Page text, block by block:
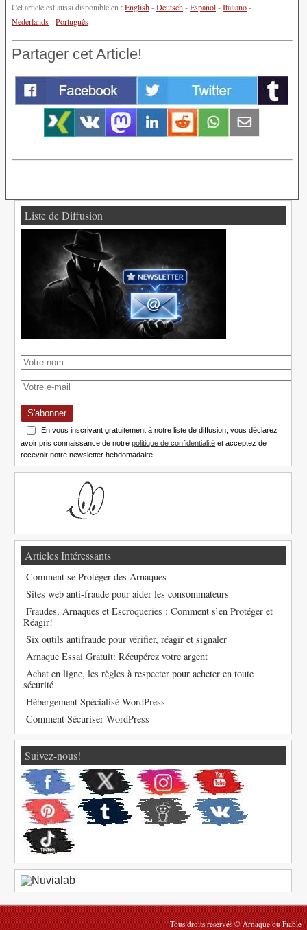
Cet article est aussi disponible en :English-Deutsch-Español-Italiano-
Nederlands-Português
Partager cet Article!
Liste de Diffusion
S'abonner
En vous inscrivant gratuitement à notre liste de diffusion, vous déclarez
avoir pris connaissance de notrepolitique de confidentialité et acceptez de
recevoir notre newsletter hebdomadaire.
Articles Intéressants
Comment se Protéger des Arnaques
Sites web anti-fraude pour aider les consommateurs
Fraudes, Arnaques et Escroqueries : Comment s’en Protéger et
Réagir!
Six outils antifraude pour vérifier, réagir et signaler
Arnaque Essai Gratuit: Récupérez votre argent
Achat en ligne, les règles à respecter pour acheter en toute
sécurité
Hébergement Spécialisé WordPress
Comment Sécuriser WordPress
Suivez-nous!
Tous droits réservés © Arnaque ou Fiable